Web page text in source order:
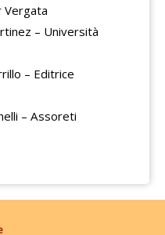
Vergata
– Università
– Editrice
– Assoreti